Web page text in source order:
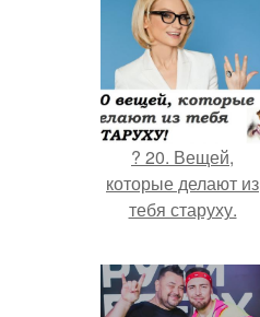
? 20. Вещей,
которые делают из
тебя старуху.